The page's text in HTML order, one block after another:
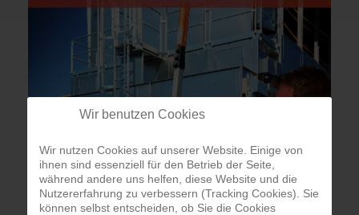
Wir benutzen Cookies
Wir nutzen Cookies auf unserer Website. Einige von
ihnen sind essenziell für den Betrieb der Seite,
während andere uns helfen, diese Website und die
Nutzererfahrung zu verbessern (Tracking Cookies). Sie
können selbst entscheiden, ob Sie die Cookies